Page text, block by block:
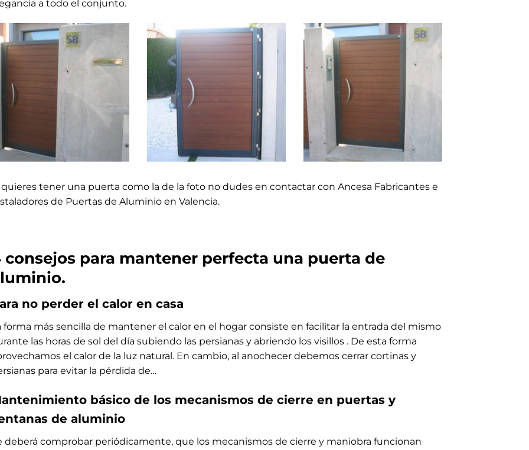
a todo el conjunto.
quieres tener una puerta como la de la foto no dudes en contactar con Ancesa Fabricantes e
de Puertas de Aluminio en Valencia.
consejos para mantener perfecta una puerta de
no perder el calor en casa
forma más sencilla de mantener el calor en el hogar consiste en facilitar la entrada del mismo
las horas de sol del día subiendo las persianas y abriendo los visillos . De esta forma
el calor de la luz natural. En cambio, al anochecer debemos cerrar cortinas y
para evitar la pérdida de…
básico de los mecanismos de cierre en puertas y
de aluminio
deberá comprobar periódicamente, que los mecanismos de cierre y maniobra funcionan